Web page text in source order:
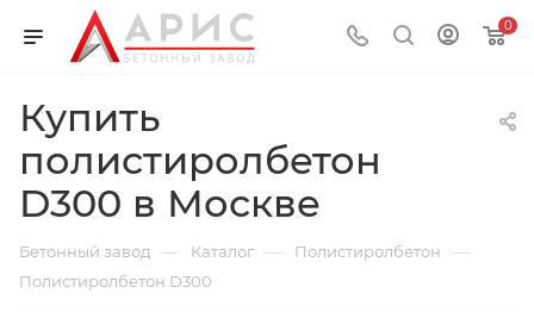
0
Купить
полистиролбетон
D300 в Москве
Бетонный завод — Каталог — Полистиролбетон —
Полистиролбетон D300